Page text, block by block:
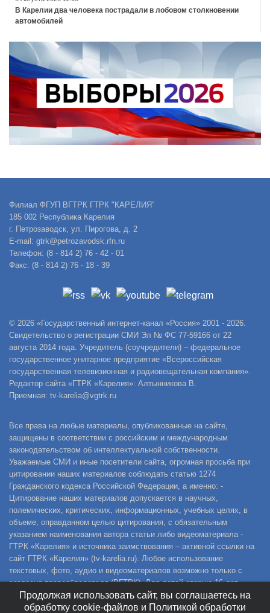
В Карелии два человека пострадали в лобовом столкновении
автомобилей
Филиал ФГУП ВГТРК ГТРК "КАРЕЛИЯ"
185 002 Республика Карелия
г. Петрозаводск, ул. Пирогова, д. 2
E-mail: gtrk@petrozavodsk.rfn.ru
Телефон: (8 - 814 2) 76 - 42 - 01
Факс: (8 - 814 2) 76 - 18 - 39
© 2026 «Государственный интернет-канал «Россия» 2001 - 2026.
Свидетельство о регистрации СМИ Эл № ФС 77-59166 от 22
августа 2014 года. Учредитель (соучредители) – федеральное
государственное унитарное предприятие «Всероссийская
государственная телевизионная и радиовещательная компания».
Редактор сайта «ГТРК «Карелия»: Алтынникова В.
Приемная: tv-karelia@vgtrk.ru
Все права на любые материалы, опубликованные на сайте,
защищены в соответствии с российским и международным
законодательством об интеллектуальной собственности.
Уважаемые СМИ и иные посетители сайта, огромная просьба при
цитировании наших материалов соблюдать статью 1274
Гражданского кодекса Российской Федерации, а именно: -
Цитирование наших материалов допускается в научных,
полемических, критических, информационных, учебных целях, в
объеме, оправданном целью цитирования, с обязательным
указанием наименования автора статьи либо видеоматериала -
ГТРК «Карелия» и источника заимствования – активной ссылки на
сайт ГТРК «Карелия» (tv-karelia.ru). Любое использование
текстовых, фото, аудио и видеоматериалов возможно только с
согласия правообладателя (ВГТРК). Для детей старше 16 лет.
Продолжая использовать сайт, вы соглашаетесь на
обработку cookie-файлов и Политикой обработки